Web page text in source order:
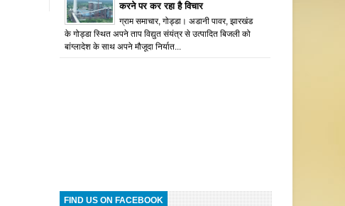
करने पर कर रहा है विचार
ग्राम समाचार, गोड्डा। अडानी पावर, झारखंड
के गोड्डा स्थित अपने ताप विद्युत संयंत्र से उत्पादित बिजली को
बांग्लादेश के साथ अपने मौजूदा निर्यात...
FIND US ON FACEBOOK